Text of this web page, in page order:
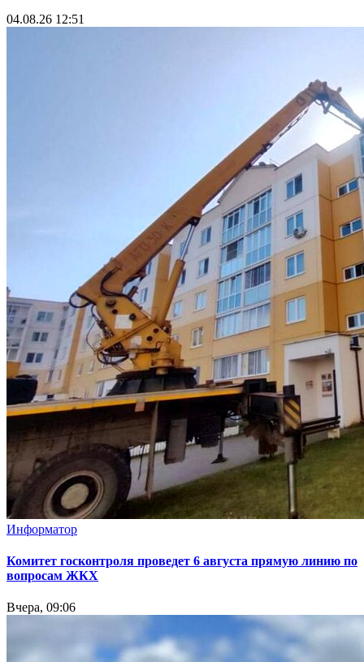
04.08.26 12:51
Информатор
Комитет госконтроля проведет 6 августа прямую линию по
вопросам ЖКХ
Вчера, 09:06